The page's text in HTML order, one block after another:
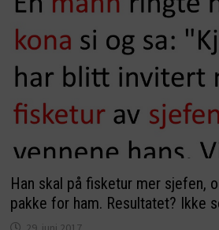
Han skal på fisketur mer sjefen,
pakke for ham. Resultatet? Ikke